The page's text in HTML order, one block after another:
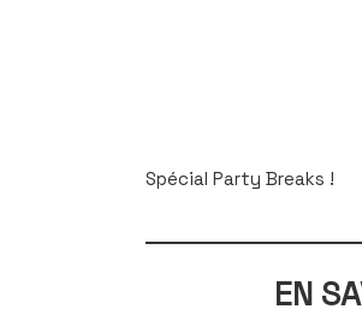
Spécial Party Breaks !
EN